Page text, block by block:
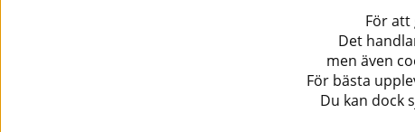
För att
Det
men även
För bästa
Du kan dock